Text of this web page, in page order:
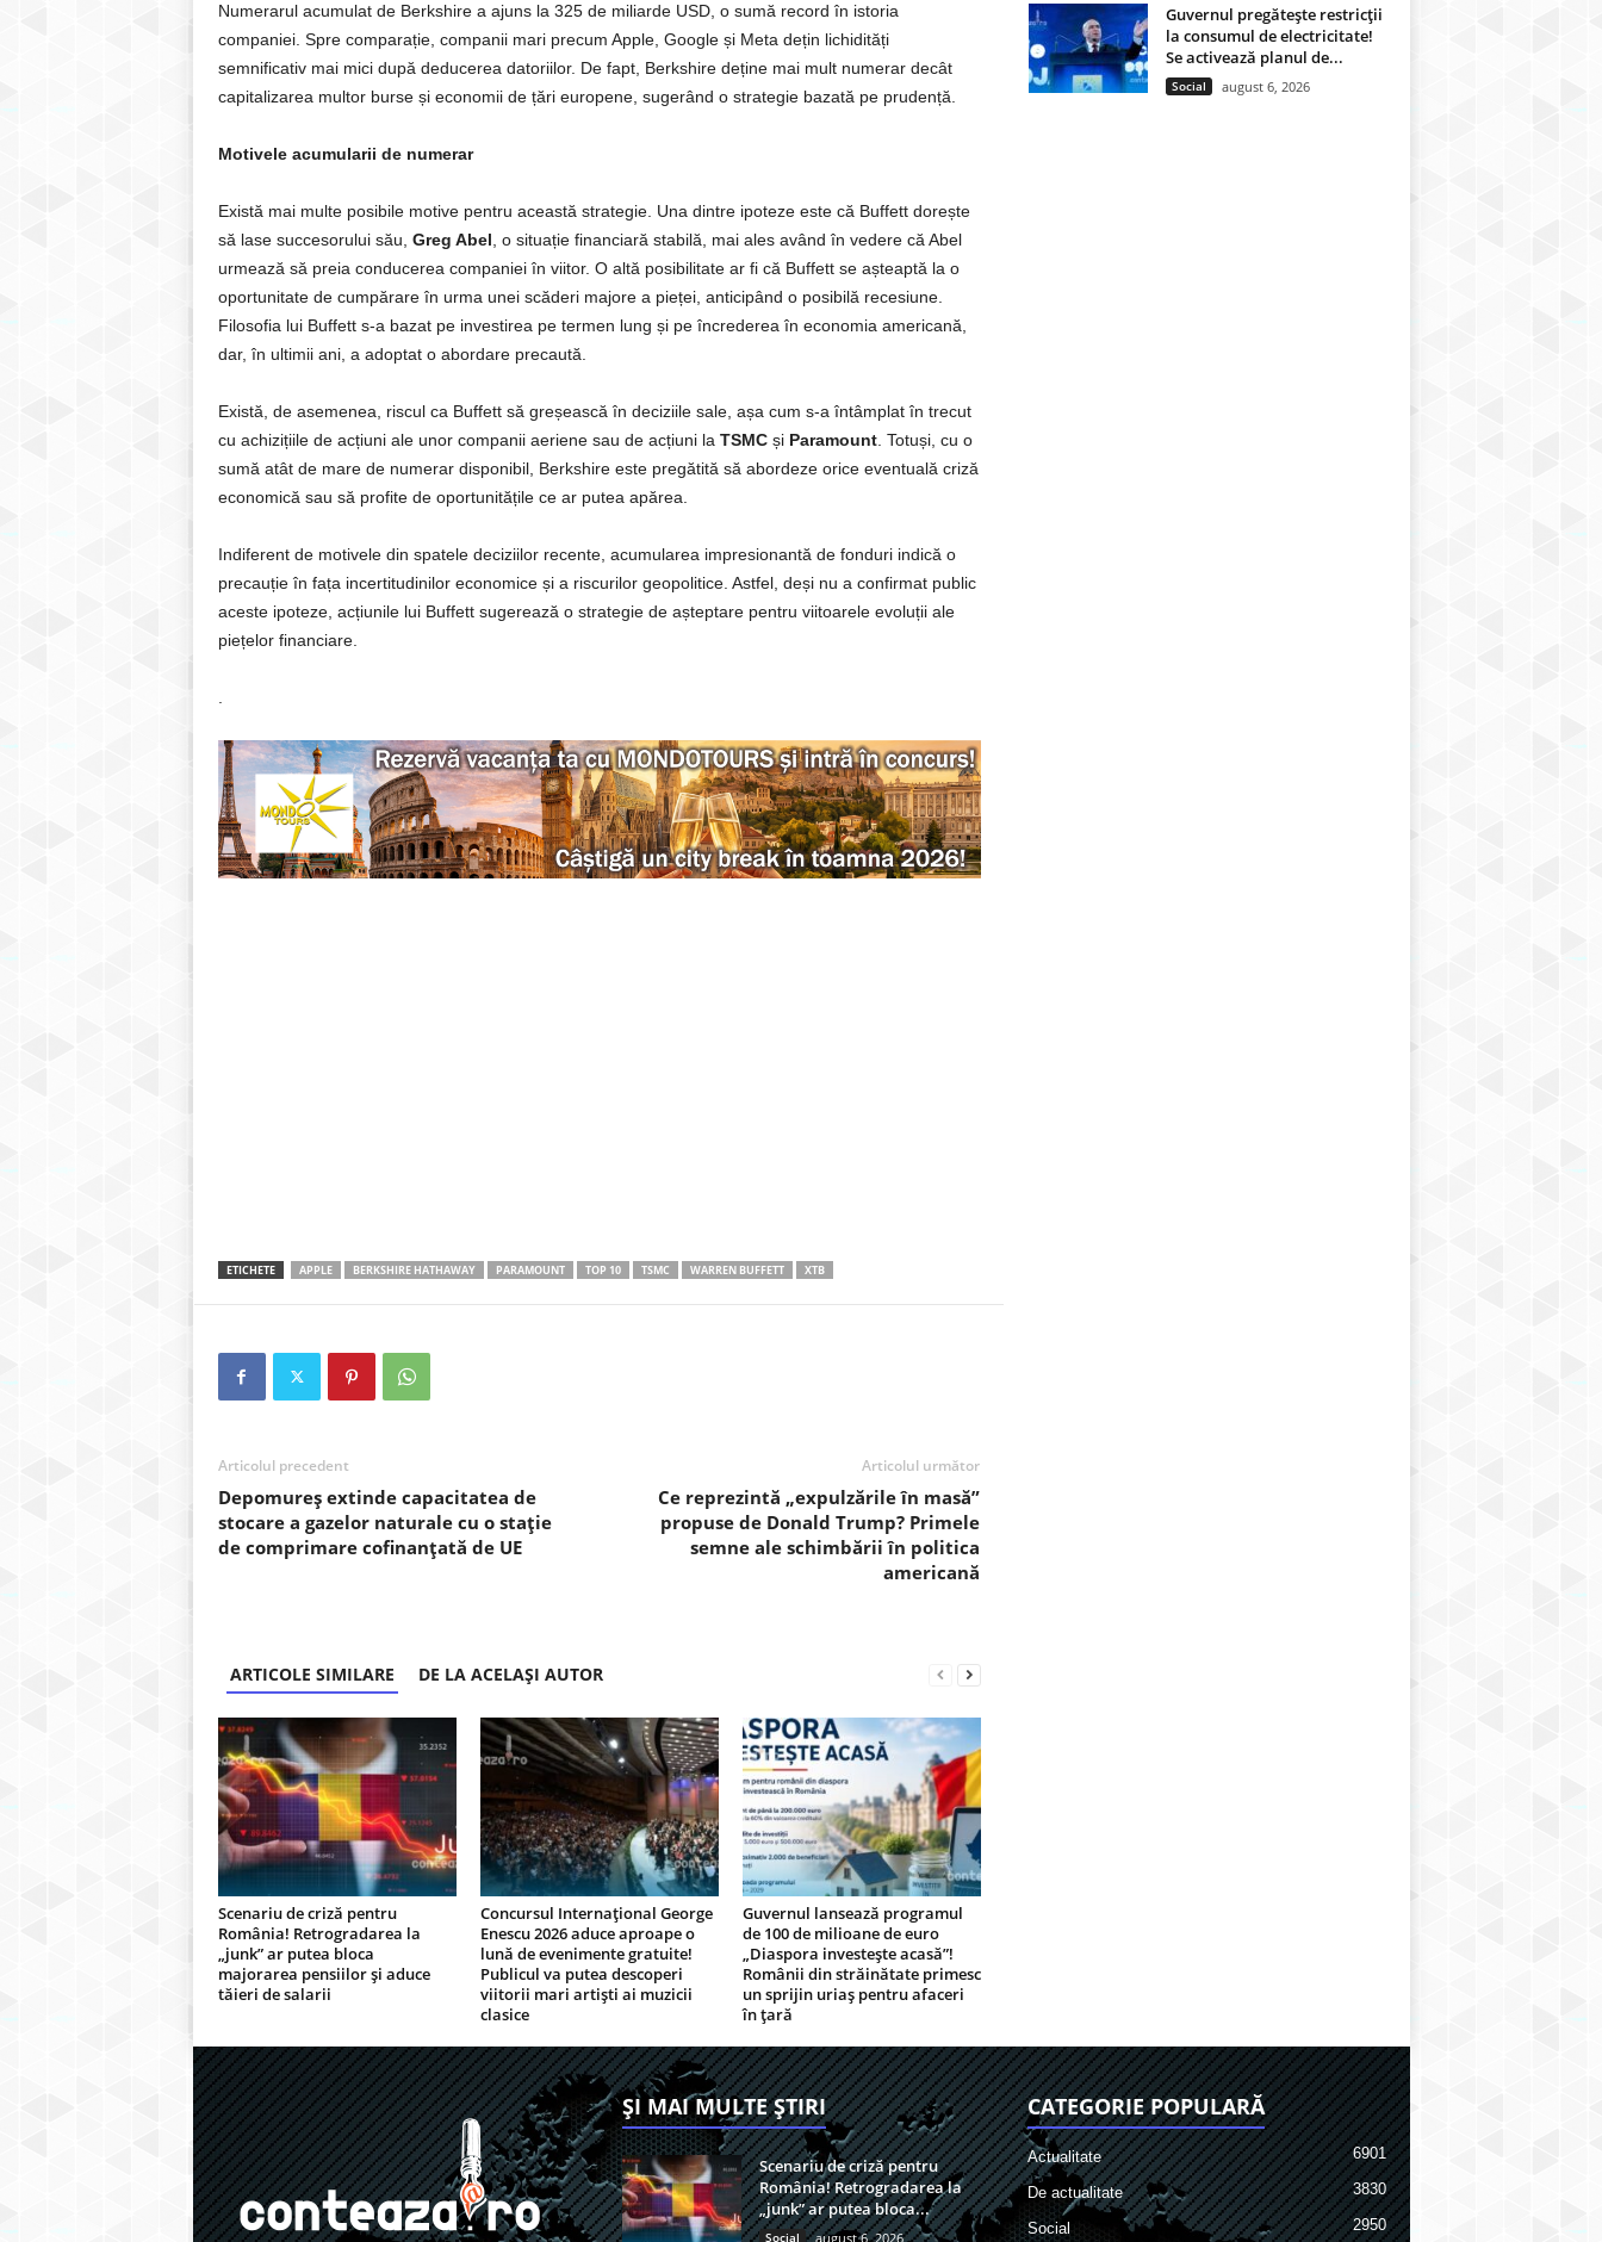
Numerarul acumulat de Berkshire a ajuns la 325 de miliarde USD, o sumă record în istoria
companiei. Spre comparație, companii mari precum Apple, Google și Meta dețin lichidități
semnificativ mai mici după deducerea datoriilor. De fapt, Berkshire deține mai mult numerar decât
capitalizarea multor burse și economii de țări europene, sugerând o strategie bazată pe prudență.
Motivele acumularii de numerar
Există mai multe posibile motive pentru această strategie. Una dintre ipoteze este că Buffett dorește
să lase succesorului său, Greg Abel , o situație financiară stabilă, mai ales având în vedere că Abel
urmează să preia conducerea companiei în viitor. O altă posibilitate ar fi că Buffett se așteaptă la o
oportunitate de cumpărare în urma unei scăderi majore a pieței, anticipând o posibilă recesiune.
Filosofia lui Buffett s-a bazat pe investirea pe termen lung și pe încrederea în economia americană,
dar, în ultimii ani, a adoptat o abordare precaută.
Există, de asemenea, riscul ca Buffett să greșească în deciziile sale, așa cum s-a întâmplat în trecut
cu achizițiile de acțiuni ale unor companii aeriene sau de acțiuni la TSMCși Paramount. Totuși, cu o
sumă atât de mare de numerar disponibil, Berkshire este pregătită să abordeze orice eventuală criză
economică sau să profite de oportunitățile ce ar putea apărea.
Indiferent de motivele din spatele deciziilor recente, acumularea impresionantă de fonduri indică o
precauție în fața incertitudinilor economice și a riscurilor geopolitice. Astfel, deși nu a confirmat public
aceste ipoteze, acțiunile lui Buffett sugerează o strategie de așteptare pentru viitoarele evoluții ale
piețelor financiare.
ETICHETE APPLE BERKSHIRE HATHAWAY PARAMOUNT TOP 10 TSMC WARREN BUFFETT XTB
Articolul precedent
Depomureș extinde capacitatea de
stocare a gazelor naturale cu o stație
de comprimare cofinanțată de UE
Articolul următor
Ce reprezintă „expulzările în masă”
propuse de Donald Trump? Primele
semne ale schimbării în politica
americană
ARTICOLE SIMILARE DE LA ACELAȘI AUTOR
Scenariu de criză pentru
România! Retrogradarea la
„junk” ar putea bloca
majorarea pensiilor și aduce
tăieri de salarii
Concursul Internațional George
Enescu 2026 aduce aproape o
lună de evenimente gratuite!
Publicul va putea descoperi
viitorii mari artiști ai muzicii
clasice
Guvernul lansează programul
de 100 de milioane de euro
„Diaspora investește acasă”!
Românii din străinătate primesc
un sprijin uriaș pentru afaceri
în țară
Guvernul pregătește restricții
la consumul de electricitate!
Se activează planul de...
Social august 6, 2026
ȘI MAI MULTE ȘTIRI
Scenariu de criză pentru
România! Retrogradarea la
„junk” ar putea bloca...
Social august 6, 2026
CATEGORIE POPULARĂ
Actualitate 6901
De actualitate 3830
Social 2950